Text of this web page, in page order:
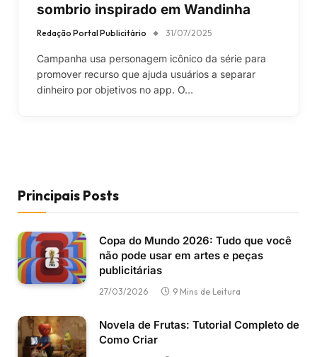
sombrio inspirado em Wandinha
Redação Portal Publicitário 31/07/2025
Campanha usa personagem icônico da série para
promover recurso que ajuda usuários a separar
dinheiro por objetivos no app. O…
Principais Posts
Copa do Mundo 2026: Tudo que você
não pode usar em artes e peças
publicitárias
27/03/2026 9 Mins de Leitura
Novela de Frutas: Tutorial Completo de
Como Criar